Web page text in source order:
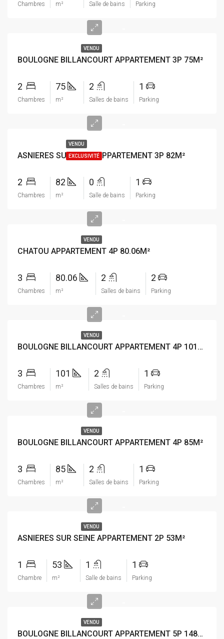
Chambres m² Salle de bains Parking
VENDU
BOULOGNE BILLANCOURT APPARTEMENT 3P 75M²
2
Chambres
75
m²
2
Salles de bains
1
Parking
VENDU
EXCLUSIVITÉ
ASNIERES SUR SEINE APPARTEMENT 3P 82M²
2
Chambres
82
m²
0
Salle de bains
1
Parking
VENDU
CHATOU APPARTEMENT 4P 80.06M²
3
Chambres
80.06
m²
2
Salles de bains
2
Parking
VENDU
BOULOGNE BILLANCOURT APPARTEMENT 4P 101M²
3
Chambres
101
m²
2
Salles de bains
1
Parking
VENDU
BOULOGNE BILLANCOURT APPARTEMENT 4P 85M²
3
Chambres
85
m²
2
Salles de bains
1
Parking
VENDU
ASNIERES SUR SEINE APPARTEMENT 2P 53M²
1
Chambre
53
m²
1
Salle de bains
1
Parking
VENDU
BOULOGNE BILLANCOURT APPARTEMENT 5P 148M²